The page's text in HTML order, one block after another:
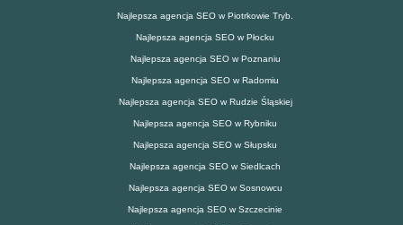
Najlepsza agencja SEO w Piotrkowie Tryb.
Najlepsza agencja SEO w Płocku
Najlepsza agencja SEO w Poznaniu
Najlepsza agencja SEO w Radomiu
Najlepsza agencja SEO w Rudzie Śląskiej
Najlepsza agencja SEO w Rybniku
Najlepsza agencja SEO w Słupsku
Najlepsza agencja SEO w Siedlcach
Najlepsza agencja SEO w Sosnowcu
Najlepsza agencja SEO w Szczecinie